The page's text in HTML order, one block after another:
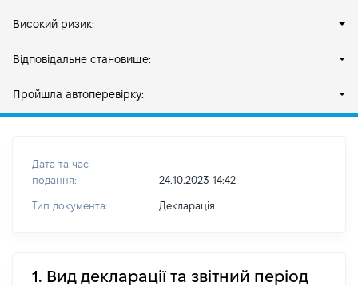
Високий ризик:
Відповідальне становище:
Пройшла автоперевірку:
Дата та час
подання:
24.10.2023 14:42
Тип документа: Декларація
1. Вид декларації та звітний період